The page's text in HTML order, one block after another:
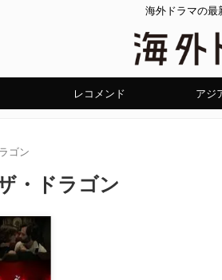
海外ドラマの最
レコメンド アジ
ゴン
・ドラゴン